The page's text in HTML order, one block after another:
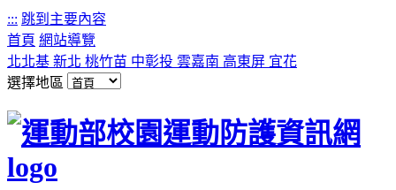
::: 跳到主要內容
首頁 網站導覽
北北基 新北 桃竹苗 中彰投 雲嘉南 高東屏 宜花
選擇地區